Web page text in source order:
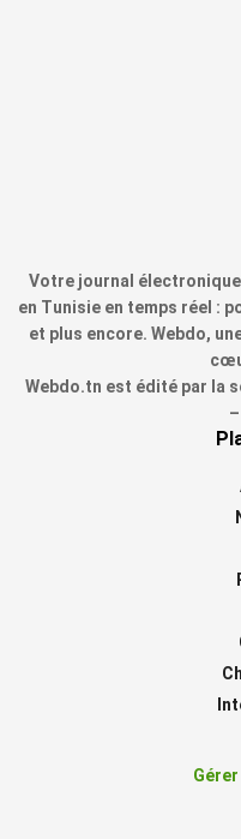
Votre journal
en Tunisie en temps réel :
et plus encore. Webdo,
Webdo.tn est édité par la